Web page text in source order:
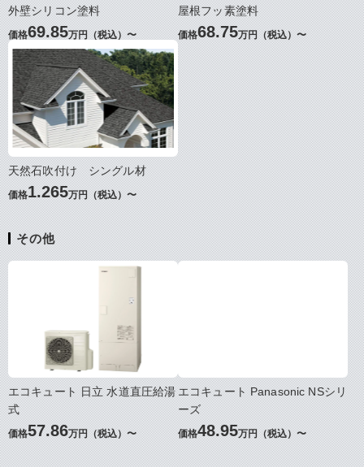
外壁シリコン塗料
価格69.85万円（税込）〜
屋根フッ素塗料
価格68.75万円（税込）〜
天然石吹付け シングル材
価格1.265万円（税込）〜
その他
エコキュート 日立 水道直圧給湯
式
価格57.86万円（税込）〜
エコキュート Panasonic NSシリ
ーズ
価格48.95万円（税込）〜